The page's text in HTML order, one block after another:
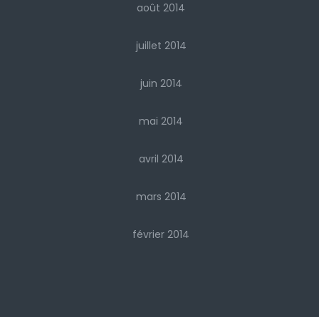
août 2014
juillet 2014
juin 2014
mai 2014
avril 2014
mars 2014
février 2014